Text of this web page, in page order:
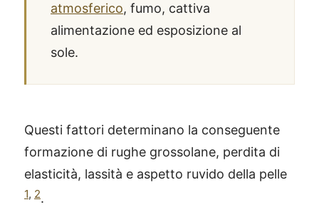
atmosferico, fumo, cattiva
alimentazione ed esposizione al
sole.
Questi fattori determinano la conseguente
formazione di rughe grossolane, perdita di
elasticità, lassità e aspetto ruvido della pelle
1, 2.